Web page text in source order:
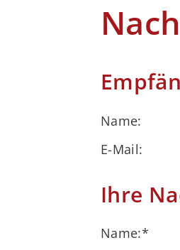
Name:
E-Mail:
Ihre
Name:*